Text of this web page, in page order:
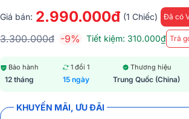
Giá bán: 2.990.000đ (1 Chiếc) Đã có
3.300.000đ -9% Tiết kiệm: 310.000₫ Trả
Bảo hành
12 tháng
1 đổi 1
15 ngày
Thương hiệu
Trung Quốc (China)
KHUYẾN MÃI, ƯU ĐÃI